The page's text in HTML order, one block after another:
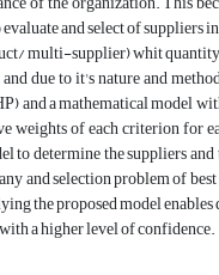
evaluate and select of suppliers
multi-supplier) whit quantity
due to it's nature and
and a mathematical model
weights of each criterion for
to determine the suppliers
and selection problem of
the proposed model
a higher level of confidence.